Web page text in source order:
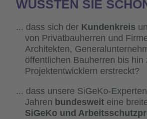
WUSSTEN SIE
dass sich der Kundenkreis
von Privatbauherren und
Architekten,
öffentlichen Bauherren bis hin
Projektentwicklern erstreckt?
dass unsere SiGeKo-
Jahren bundesweit eine
SiGeKo und